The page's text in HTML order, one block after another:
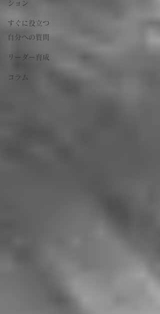
ション
すぐに役立つ
自分への質問
リーダー育成
コラム